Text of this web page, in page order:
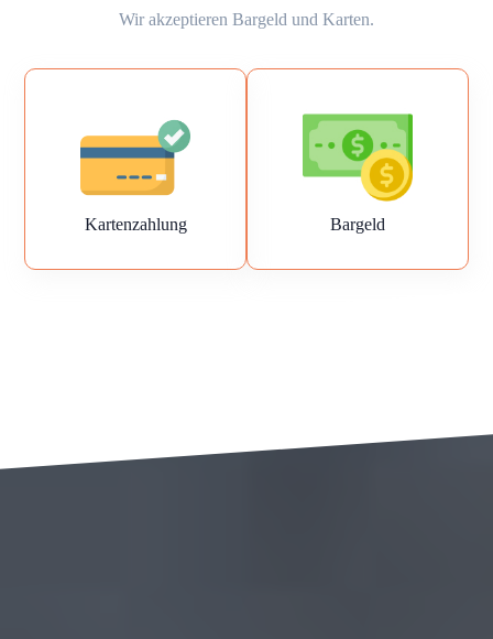
Wir akzeptieren Bargeld und Karten.
Kartenzahlung Bargeld